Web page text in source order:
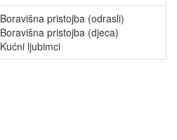
Boravišna pristojba (odrasli)
Boravišna pristojba (djeca)
Kućni ljubimci